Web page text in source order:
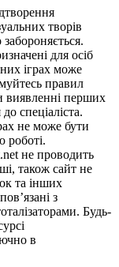
творів
для осіб
іграх може
правил
виявленні перших
спеціаліста.
не може бути
роботі.
не проводить
також сайт не
та інших
з
Будь-
в